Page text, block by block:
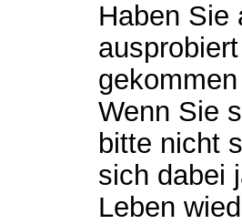
Haben
Wenn Sie
bitte nicht
sich dabei
Leben